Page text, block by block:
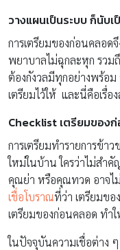
วางแผนเป็นระบบ ก็นับ
การเตรียมของก่อนคลอดจึ
พยาบาลไม่ฉุกละหุก รวม
ต้องกังวลมีทุกอย่างพร้อ
เตรียมไว้ให้ และนี่คือเรื่
Checklist เตรียมของ
การเตรียมทำรายการข้า
ใหม่ในบ้าน ใครว่าไม่สำ
คุณย่า หรือคุณทวด อาจไ
เชื่อโบราณที่ว่า เตรียมขอ
เตรียมของก่อนคลอด ทำใ
ในปัจจุบันความเชื่อต่าง ๆ